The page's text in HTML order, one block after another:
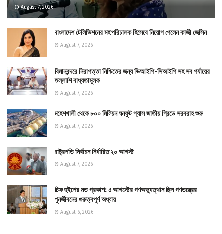
August 7, 2026
বাংলাদেশ টেলিভিশনের মহাপরিচালক হিসেবে নিয়োগ পেলেন কাজী জেসিন
August 7, 2026
বিমানবন্দরে নিরাপত্তা নিশ্চিতের জন্য ভিআইপি-সিআইপি সহ সব পর্যায়ের
তল্লাশি বাধ্যতামূলক
August 7, 2026
মহেশখালী থেকে ৮০০ মিলিয়ন ঘনফুট গ্যাস জাতীয় গ্রিডে সরবরাহ শুরু
August 7, 2026
রাষ্ট্রপতি নির্বাচন নির্ধারিত ২০ আগস্ট
August 7, 2026
চিফ হুইপের মত প্রকাশ: ৫ আগস্টের গণঅভ্যুত্থান ছিল গণতন্ত্রের
পুনর্জীবনের গুরুত্বপূর্ণ অধ্যায়
August 6, 2026